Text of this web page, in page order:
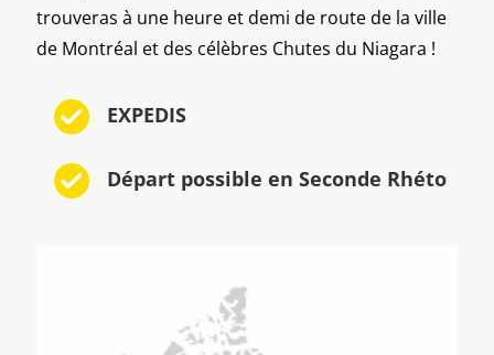
trouveras à une heure et demi de route de la ville
de Montréal et des célèbres Chutes du Niagara !
EXPEDIS
Départ possible en Seconde Rhéto